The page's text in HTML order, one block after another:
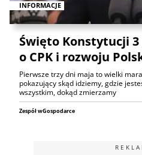
INFORMACJE
Święto Konstytucji
o CPK i rozwoju
Pierwsze trzy dni maja to wielki
pokazujący skąd idziemy, gdzie
wszystkim, dokąd zmierzamy
Zespół wGospodarce